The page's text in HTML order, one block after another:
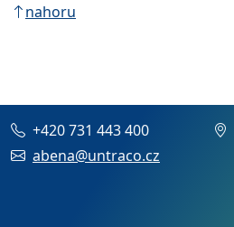
nahoru
+420 731 443 400
abena@untraco.cz